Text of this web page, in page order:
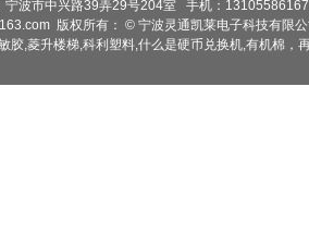
宁波市中兴路39弄29号204室 手机：
版权所有： © 宁波灵通凯莱电子科技有限
胶,菱升楼梯,科利塑料,什么是硬币兑换机,有机棉，